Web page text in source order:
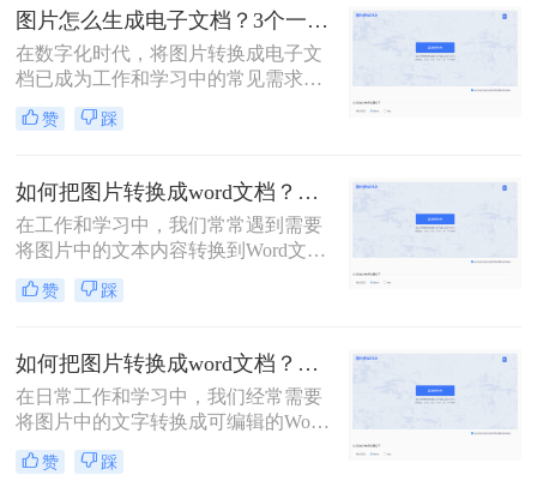
本文将介绍几种将图片转文字并弄成
Word文档的方法，帮助您轻松实现这
一操作。
图片怎么生成电子文档？3个一看就会的方法！
在数字化时代，将图片转换成电子文
档已成为工作和学习中的常见需求。
无论是为了整理笔记、保存资料还是
共享文档，将图片转换为电子版都是
生成电子文档呢？本文将为你介绍三
种简单实用的方法，让你轻松将图片
转换成电子文档，提高工作效率。
赞 踩
如何把图片转换成word文档？来试试这三种方法吧！
在工作和学习中，我们常常遇到需要
将图片中的文本内容转换到Word文档
中的情况，例如从扫描件提取文字、
整理笔记或是重新编辑印刷材料。那
文将向您介绍几种有效的方法，帮助
您轻松实现这一目标。
赞 踩
如何把图片转换成word文档？这三个方法可以学习一下！
在日常工作和学习中，我们经常需要
将图片中的文字转换成可编辑的Word
文档格式，以便进行进一步的编辑和
整理。那么如何把图片转换成word文
赞 踩